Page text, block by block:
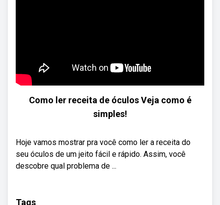
Como ler receita de óculos Veja como é
simples!
Hoje vamos mostrar pra você como ler a receita do
seu óculos de um jeito fácil e rápido. Assim, você
descobre qual problema de ...
Tags